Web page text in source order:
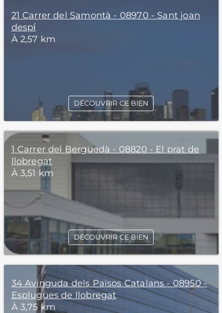
21 Carrer del Samontà - 08970 - Sant joan
despí
À 2,57 km
DÉCOUVRIR CE BIEN
1 Carrer del Berguedà - 08820 - El prat de
llobregat
À 3,51 km
DÉCOUVRIR CE BIEN
34 Avinguda dels Països Catalans - 08950 -
Esplugues de llobregat
À 3,75 km